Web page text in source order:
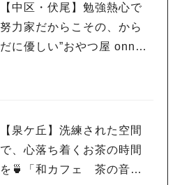
【中区・伏尾】勉強熱心で
努力家だからこその、から
だに優しい”おやつ屋 onneli
【泉ケ丘】洗練された空間
で、心落ち着くお茶の時間
を🍵「和カフェ 茶の音・